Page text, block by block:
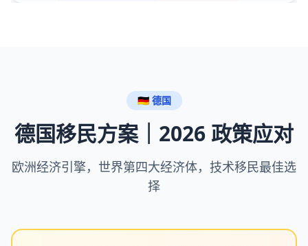
🇩🇪 德国
德国移民方案｜2026 政策应对
欧洲经济引擎，世界第四大经济体，技术移民最佳选
择